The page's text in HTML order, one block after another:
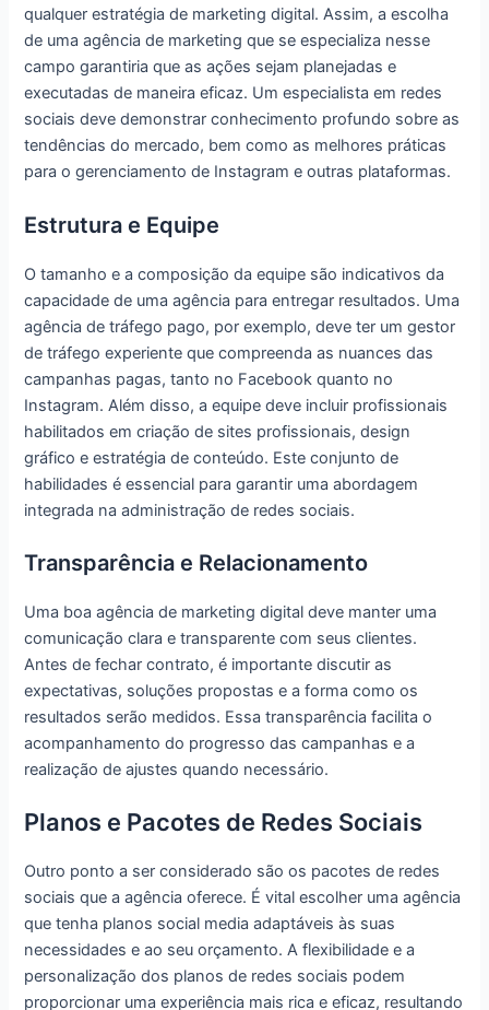
qualquer estratégia de marketing digital. Assim, a escolha
de uma agência de marketing que se especializa nesse
campo garantiria que as ações sejam planejadas e
executadas de maneira eficaz. Um especialista em redes
sociais deve demonstrar conhecimento profundo sobre as
tendências do mercado, bem como as melhores práticas
para o gerenciamento de Instagram e outras plataformas.
Estrutura e Equipe
O tamanho e a composição da equipe são indicativos da
capacidade de uma agência para entregar resultados. Uma
agência de tráfego pago, por exemplo, deve ter um gestor
de tráfego experiente que compreenda as nuances das
campanhas pagas, tanto no Facebook quanto no
Instagram. Além disso, a equipe deve incluir profissionais
habilitados em criação de sites profissionais, design
gráfico e estratégia de conteúdo. Este conjunto de
habilidades é essencial para garantir uma abordagem
integrada na administração de redes sociais.
Transparência e Relacionamento
Uma boa agência de marketing digital deve manter uma
comunicação clara e transparente com seus clientes.
Antes de fechar contrato, é importante discutir as
expectativas, soluções propostas e a forma como os
resultados serão medidos. Essa transparência facilita o
acompanhamento do progresso das campanhas e a
realização de ajustes quando necessário.
Planos e Pacotes de Redes Sociais
Outro ponto a ser considerado são os pacotes de redes
sociais que a agência oferece. É vital escolher uma agência
que tenha planos social media adaptáveis às suas
necessidades e ao seu orçamento. A flexibilidade e a
personalização dos planos de redes sociais podem
proporcionar uma experiência mais rica e eficaz, resultando